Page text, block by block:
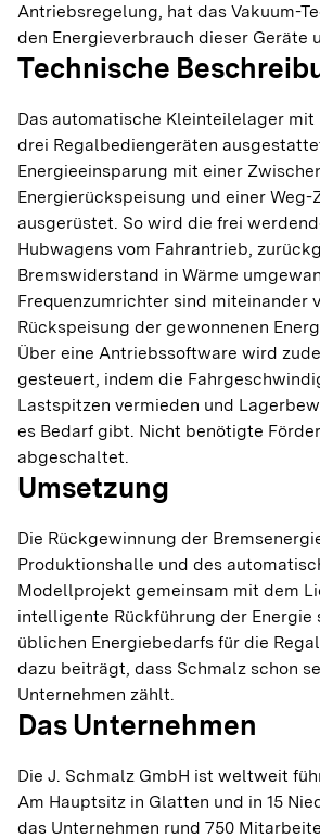
Antriebsregelung, hat das Vakuum-
den Energieverbrauch dieser Geräte
Technische
Das automatische Kleinteilelager
drei Regalbediengeräten
Energieeinsparung mit einer
Energierückspeisung und einer
ausgerüstet. So wird die frei
Hubwagens vom Fahrantrieb,
Bremswiderstand in Wärme
Frequenzumrichter sind
Rückspeisung der gewonnenen
Über eine Antriebssoftware wird
gesteuert, indem die
Lastspitzen vermieden und
es Bedarf gibt. Nicht benötigte
abgeschaltet.
Umsetzung
Die Rückgewinnung der
Produktionshalle und des
Modellprojekt gemeinsam mit dem
intelligente Rückführung der Energie
üblichen Energiebedarfs für die
dazu beiträgt, dass Schmalz schon
Unternehmen zählt.
Das Unternehmen
Die J. Schmalz GmbH ist weltweit
Am Hauptsitz in Glatten und in 15
das Unternehmen rund 750